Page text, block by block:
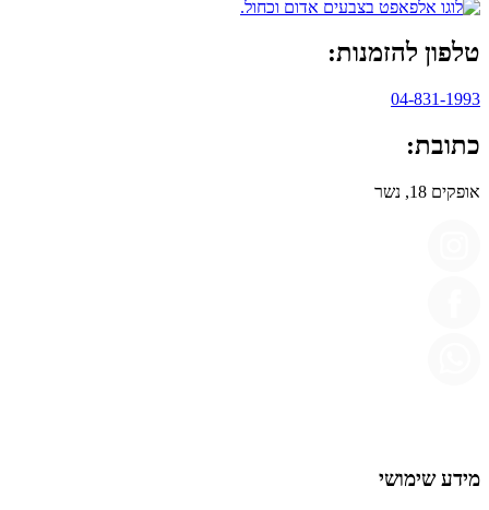
טלפון להזמנות:
04-831-1993
כתובת:
אופקים 18, נשר
מידע שימושי